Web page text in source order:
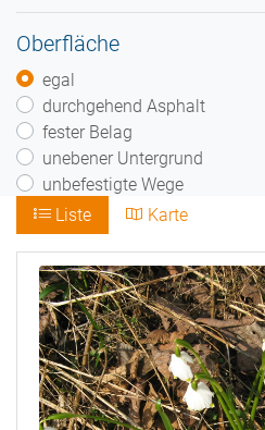
Oberfläche
egal
durchgehend Asphalt
fester Belag
unebener Untergrund
unbefestigte Wege
Liste
Karte